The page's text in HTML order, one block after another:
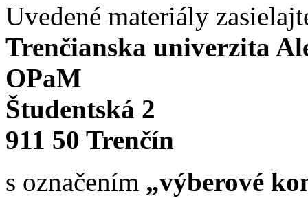
Uvedené materiály
Trenčianska univerzita
OPaM
Študentská 2
911 50 Trenčín
s označením „výberové